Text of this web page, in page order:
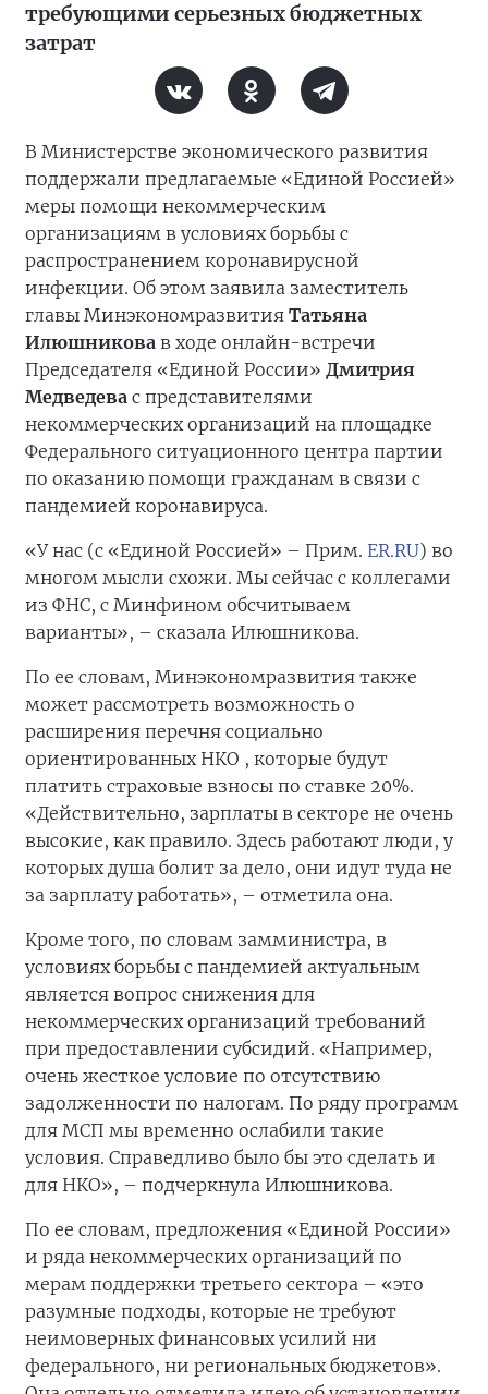
требующими серьезных бюджетных
затрат
В Министерстве экономического развития
поддержали предлагаемые «Единой Россией»
меры помощи некоммерческим
организациям в условиях борьбы с
распространением коронавирусной
инфекции. Об этом заявила заместитель
главы Минэкономразвития Татьяна
Илюшникова в ходе онлайн-встречи
Председателя «Единой России» Дмитрия
Медведева с представителями
некоммерческих организаций на площадке
Федерального ситуационного центра партии
по оказанию помощи гражданам в связи с
пандемией коронавируса.
«У нас (с «Единой Россией» – Прим. ER.RU) во
многом мысли схожи. Мы сейчас с коллегами
из ФНС, с Минфином обсчитываем
варианты», – сказала Илюшникова.
По ее словам, Минэкономразвития также
может рассмотреть возможность о
расширения перечня социально
ориентированных НКО , которые будут
платить страховые взносы по ставке 20%.
«Действительно, зарплаты в секторе не очень
высокие, как правило. Здесь работают люди, у
которых душа болит за дело, они идут туда не
за зарплату работать», – отметила она.
Кроме того, по словам замминистра, в
условиях борьбы с пандемией актуальным
является вопрос снижения для
некоммерческих организаций требований
при предоставлении субсидий. «Например,
очень жесткое условие по отсутствию
задолженности по налогам. По ряду программ
для МСП мы временно ослабили такие
условия. Справедливо было бы это сделать и
для НКО», – подчеркнула Илюшникова.
По ее словам, предложения «Единой России»
и ряда некоммерческих организаций по
мерам поддержки третьего сектора – «это
разумные подходы, которые не требуют
неимоверных финансовых усилий ни
федерального, ни региональных бюджетов».